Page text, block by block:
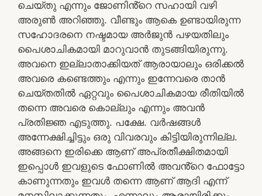
ചെയ്തു എന്നും ജോണിൻ്റെ സഹായി വഴി
അരുൺ അറിഞ്ഞു. വീണ്ടും ആകെ ഉണ്ടായിരുന്ന
സഹോദരനെ നഷ്ടമായ അർജുൻ പഴയതിലും
പൈശാചികമായി മാറുവാൻ തുടങ്ങിയിരുന്നു.
അവനെ ഇല്ലാതാക്കിയത് ആരായാലും ഒരിക്കൽ
അവരെ കണ്ടെത്തും എന്നും ഇന്നേവരെ താൻ
ചെയ്തതിൽ ഏറ്റവും പൈശാചികമായ രീതിയിൽ
തന്നെ അവരെ കൊല്ലും എന്നും അവൻ
പ്രതിജ്ഞ എടുത്തു. പക്ഷേ. വർഷങ്ങൾ
അന്നേക്ഷിച്ചിട്ടും ഒരു വിവരവും കിട്ടിയിരുന്നില്ല.
അങ്ങനെ ഇരിക്കെ ആണ് അപ്രതീക്ഷിതമായി
ഇപ്പൊൾ ഇവളുടെ ഫോണിൽ അവൻ്റെ ഫോട്ടോ
കാണുന്നതും ഇവൾ തന്നെ ആണ് ആദി എന്ന്